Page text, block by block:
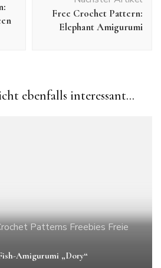
Free Crochet Pattern:
Elephant Amigurumi
ebenfalls interessant...
PatternsFreebiesFreie
Amigurumi „Dory“